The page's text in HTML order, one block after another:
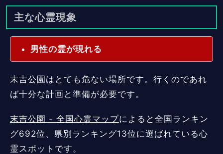
主な心霊現象
男性の霊が現れる
末吉公園はとても危ない場所です。行くのであれ
ば十分な計画と準備が必要です。
末吉公園 - 全国心霊マップによると全国ランキン
グ692位、県別ランキング13位に選ばれている心
霊スポットです。